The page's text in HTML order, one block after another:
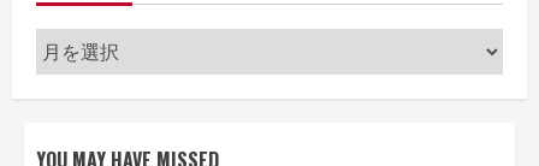
ア
ー
YOU MAY HAVE MISSED